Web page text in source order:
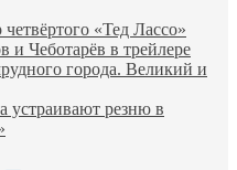
«Тед Лассо»
и Чеботарёв в трейлере
города. Великий и
устраивают резню в